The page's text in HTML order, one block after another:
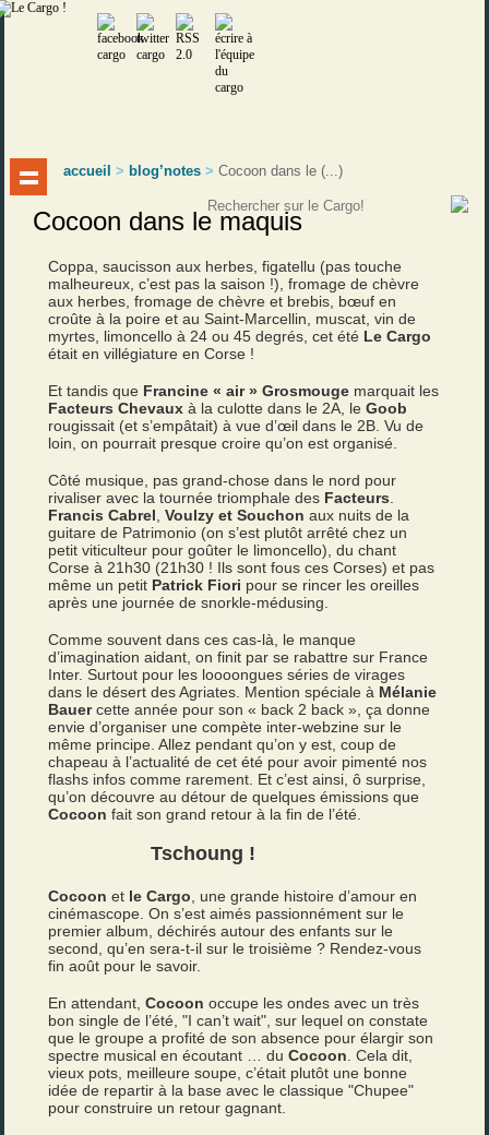
accueil > blog’notes >Cocoon dans le (...)
Cocoon dans le maquis
Coppa, saucisson aux herbes, figatellu (pas touche
malheureux, c’est pas la saison !), fromage de chèvre
aux herbes, fromage de chèvre et brebis, bœuf en
croûte à la poire et au Saint-Marcellin, muscat, vin de
myrtes, limoncello à 24 ou 45 degrés, cet été Le Cargo
était en villégiature en Corse !
Et tandis que Francine « air » Grosmouge marquait les
Facteurs Chevaux à la culotte dans le 2A, leGoob
rougissait (et s’empâtait) à vue d’œil dans le 2B. Vu de
loin, on pourrait presque croire qu’on est organisé.
Côté musique, pas grand-chose dans le nord pour
rivaliser avec la tournée triomphale des Facteurs
Francis Cabrel ,Voulzy et Souchon aux nuits de la
guitare de Patrimonio (on s’est plutôt arrêté chez un
petit viticulteur pour goûter le limoncello), du chant
Corse à 21h30 (21h30 ! Ils sont fous ces Corses) et pas
même un petit Patrick Fiori pour se rincer les oreilles
après une journée de snorkle-médusing.
Comme souvent dans ces cas-là, le manque
d’imagination aidant, on finit par se rabattre sur France
Inter. Surtout pour les loooongues séries de virages
dans le désert des Agriates. Mention spéciale à Mélanie
Bauercette année pour son « back 2 back », ça donne
envie d’organiser une compète inter-webzine sur le
même principe. Allez pendant qu’on y est, coup de
chapeau à l’actualité de cet été pour avoir pimenté nos
flashs infos comme rarement. Et c’est ainsi, ô surprise,
qu’on découvre au détour de quelques émissions que
Cocoon fait son grand retour à la fin de l’été.
Tschoung !
Cocoon et le Cargo , une grande histoire d’amour en
cinémascope. On s’est aimés passionnément sur le
premier album, déchirés autour des enfants sur le
second, qu’en sera-t-il sur le troisième ? Rendez-vous
fin août pour le savoir.
En attendant,Cocoon occupe les ondes avec un très
bon single de l’été, "I can’t wait", sur lequel on constate
que le groupe a profité de son absence pour élargir son
spectre musical en écoutant … duCocoon . Cela dit,
vieux pots, meilleure soupe, c’était plutôt une bonne
idée de repartir à la base avec le classique "Chupee"
pour construire un retour gagnant.